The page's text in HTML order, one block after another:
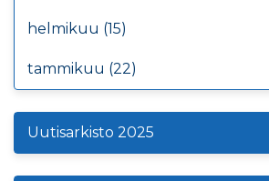
helmikuu (15)
tammikuu (22)
Uutisarkisto 2025